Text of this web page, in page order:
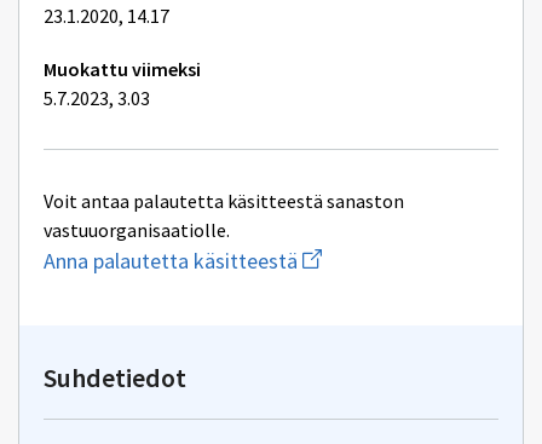
23.1.2020, 14.17
Muokattu viimeksi
5.7.2023, 3.03
Voit antaa palautetta käsitteestä sanaston
vastuuorganisaatiolle.
Anna palautetta käsitteestä Aloita
uuden
Suhdetiedot